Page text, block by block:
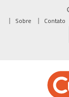
Sobre
Contato